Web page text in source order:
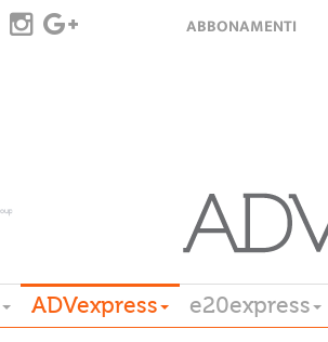
ABBONAMENTI
ADVexpress e20express